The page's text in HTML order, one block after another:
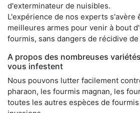
d'exterminateur de nuisibles.
L'expérience de nos experts s'avère
meilleures armes pour venir à bout
fourmis, sans dangers de récidive
A propos des nombreuses
vous infestent
Nous pouvons lutter facilement
pharaon, les fourmis magnan, les
toutes les autres espèces de